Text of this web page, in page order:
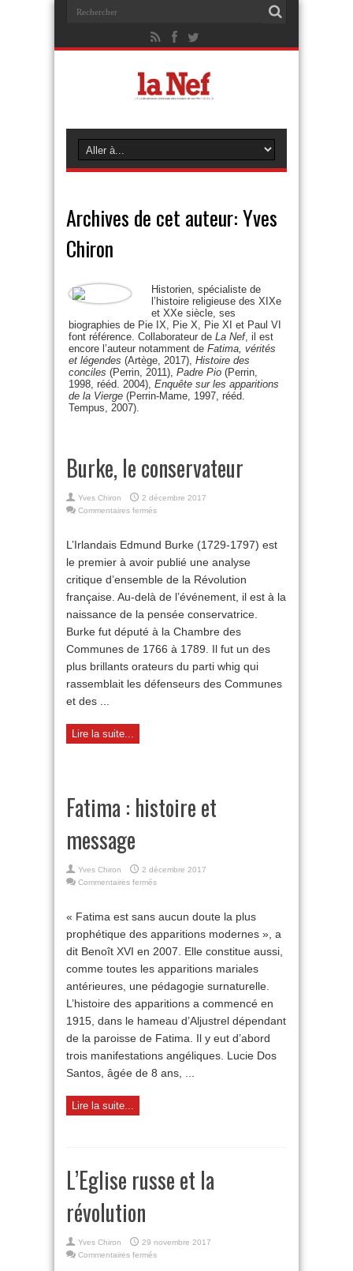
Archives de cet auteur: Yves
Chiron
Historien, spécialiste de
l’histoire religieuse des XIXe
et XXe siècle, ses
biographies de Pie IX, Pie X, Pie XI et Paul VI
font référence. Collaborateur de La Nef, il est
encore l’auteur notamment de Fatima, vérités
et légendes (Artège, 2017), Histoire des
conciles (Perrin, 2011), Padre Pio (Perrin,
1998, rééd. 2004), Enquête sur les apparitions
de la Vierge (Perrin-Mame, 1997, rééd.
Tempus, 2007).
Burke, le conservateur
Yves Chiron
2 décembre 2017
Commentaires fermés
conservateur
L’Irlandais Edmund Burke (1729-1797) est
le premier à avoir publié une analyse
critique d’ensemble de la Révolution
française. Au-delà de l’événement, il est à la
naissance de la pensée conservatrice.
Burke fut député à la Chambre des
Communes de 1766 à 1789. Il fut un des
plus brillants orateurs du parti whig qui
rassemblait les défenseurs des Communes
et des ...
Lire la suite...
Fatima : histoire et
message
Yves Chiron
2 décembre 2017
Commentaires fermés
histoire
et
« Fatima est sans aucun doute la plus
prophétique des apparitions modernes », a
dit Benoît XVI en 2007. Elle constitue aussi,
comme toutes les apparitions mariales
antérieures, une pédagogie surnaturelle.
L’histoire des apparitions a commencé en
1915, dans le hameau d’Aljustrel dépendant
de la paroisse de Fatima. Il y eut d’abord
trois manifestations angéliques. Lucie Dos
Santos, âgée de 8 ans, ...
Lire la suite...
L’Eglise russe et la
révolution
Yves Chiron
29 novembre 2017
Commentaires fermés